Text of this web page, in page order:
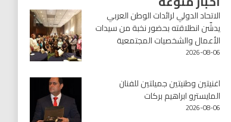
الاتحاد الدولي لرائدات الوطن العربي
يدشّن انطلاقته بحضور نخبة من سيدات
الأعمال والشخصيات المجتمعية
2026-08-06
اغنيتين وطنيتين جميلتين للفنان
المايسترو ابراهيم بركات
2026-08-06